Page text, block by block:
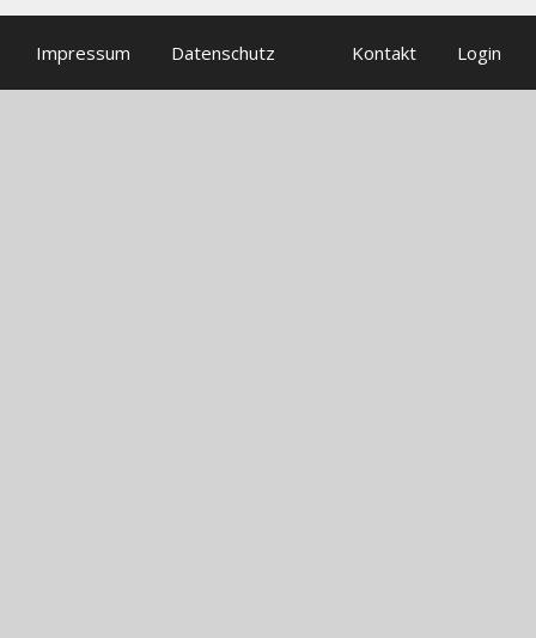
Impressum Datenschutz Kontakt Login